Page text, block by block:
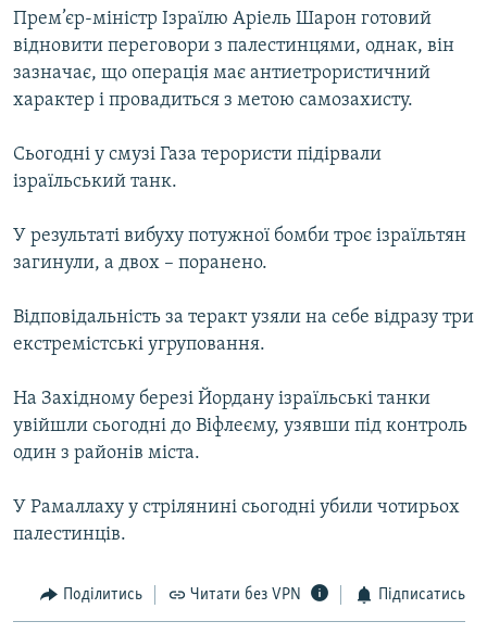
ДОЛУЧАЙСЯ!
Усі сайти RFE/RL
Прем’єр-міністр Ізраїлю Аріель Шарон готовий
відновити переговори з палестинцями, однак, він
зазначає, що операція має антиетрористичний
характер і провадиться з метою самозахисту.
Сьогодні у смузі Газа терористи підірвали
ізраїльський танк.
У результаті вибуху потужної бомби троє ізраїльтян
загинули, а двох – поранено.
Відповідальність за теракт узяли на себе відразу три
екстремістські угруповання.
На Західному березі Йордану ізраїльські танки
увійшли сьогодні до Віфлеєму, узявши під контроль
один з районів міста.
У Рамаллаху у стрілянині сьогодні убили чотирьох
палестинців.
Поділитись Читати без VPN Підписатись